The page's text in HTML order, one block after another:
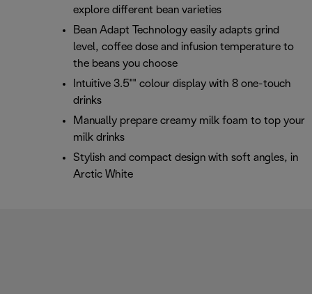
explore different bean varieties
Bean Adapt Technology easily adapts grind
level, coffee dose and infusion temperature to
the beans you choose
Intuitive 3.5"" colour display with 8 one-touch
drinks
Manually prepare creamy milk foam to top your
milk drinks
Stylish and compact design with soft angles, in
Arctic White